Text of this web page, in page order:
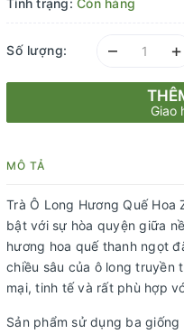
Tình trạng: Còn hàng
Số lượng: – +
Giao
MÔ TẢ
Trà Ô Long Hương Quế
bật với sự hòa quyện giữa
hương hoa quế thanh ngọt
chiều sâu của ô long truyền
mại, tinh tế và rất phù hợp
Sản phẩm sử dụng ba